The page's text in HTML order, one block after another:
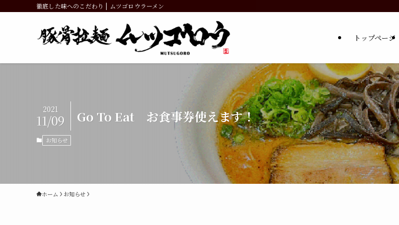
徹底した味へのこだわり | ムツゴロウラーメン
トップページ
Go To Eat お食事券使えます！
2021
11/09
お知らせ
ホーム お知らせ